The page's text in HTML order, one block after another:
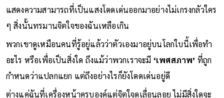
แสดงความสามารถที่เป็นแสงโดดเด่นออกมาอย่างไม่เกรงกลัวใคร
ๆ สิ่งนั้นทรมานจิตใจของฉันเหลือเกิน
พวกเขาดูเหมือนคนที่รู้อยู่แล้วว่าตัวเองมาอยู่บนโลกใบนี้เพื่อทำ
อะไร หรือเพื่อเป็นสิ่งใด ถึงแม้ว่าพวกเราจะมี ‘เพศสภาพ’ ที่ถูก
กำหนดว่าแปลกแยก แต่ถึงอย่างไรก็ยังโดดเด่นอยู่ดี
ต่างแค่ฉันที่เครื่องหน้าครบองค์แต่จิตใจดูเลื่อนลอย ไม่มีสิ่งใดจะ